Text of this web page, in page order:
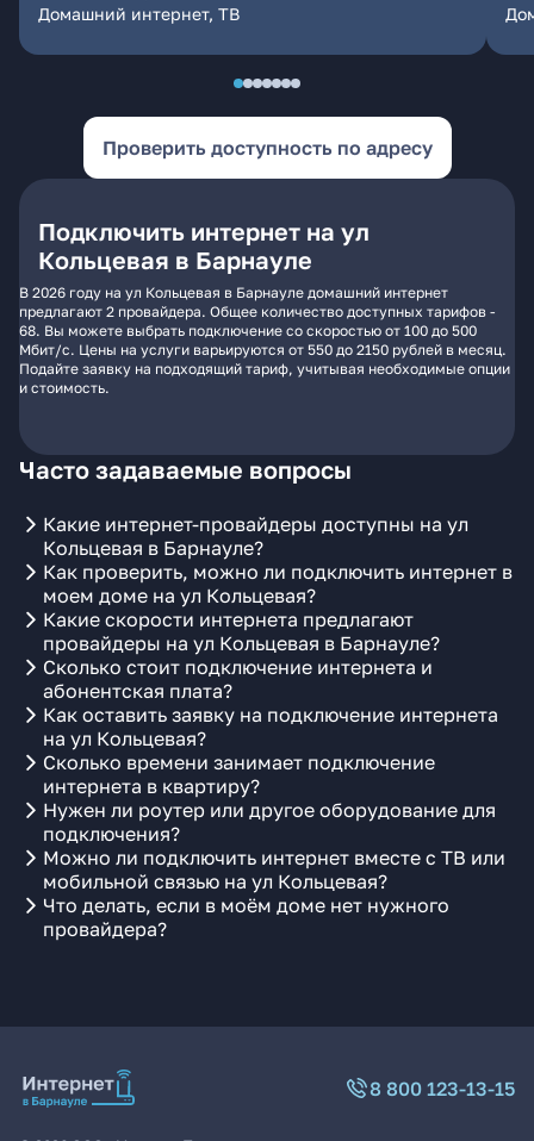
Домашний интернет, ТВ
Проверить доступность по адресу
Подключить интернет на ул
Кольцевая в Барнауле
В 2026 году на ул Кольцевая в Барнауле домашний интернет
предлагают 2 провайдера. Общее количество доступных тарифов -
68. Вы можете выбрать подключение со скоростью от 100 до 500
Мбит/с. Цены на услуги варьируются от 550 до 2150 рублей в месяц.
Подайте заявку на подходящий тариф, учитывая необходимые опции
и стоимость.
Часто задаваемые вопросы
Какие интернет-провайдеры доступны на ул
Кольцевая в Барнауле?
Как проверить, можно ли подключить интернет в
моем доме на ул Кольцевая?
Какие скорости интернета предлагают
провайдеры на ул Кольцевая в Барнауле?
Сколько стоит подключение интернета и
абонентская плата?
Как оставить заявку на подключение интернета
на ул Кольцевая?
Сколько времени занимает подключение
интернета в квартиру?
Нужен ли роутер или другое оборудование для
подключения?
Можно ли подключить интернет вместе с ТВ или
мобильной связью на ул Кольцевая?
Что делать, если в моём доме нет нужного
провайдера?
8 800 123-13-15